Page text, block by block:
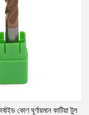
কোণ ঘূর্ণায়মান কাটিয়া টুল